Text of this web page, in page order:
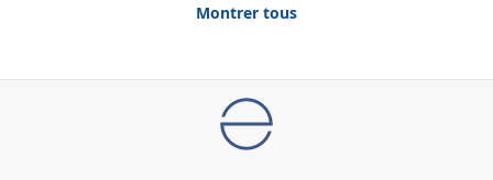
Montrer tous